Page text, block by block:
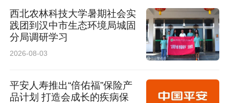
西北农林科技大学暑期社会实
践团到汉中市生态环境局城固
分局调研学习
2026-08-03
平安人寿推出“倍佑福”保险产
品计划 打造会成长的疾病保